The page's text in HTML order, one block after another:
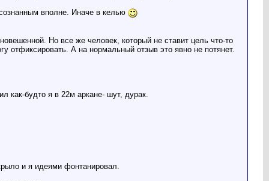
вполне. Иначе в келью
Но все же человек, который не ставит цель что-то
отфиксировать. А на нормальный отзыв это явно не потянет.
как-будто я в 22м аркане- шут, дурак.
и я идеями фонтанировал.